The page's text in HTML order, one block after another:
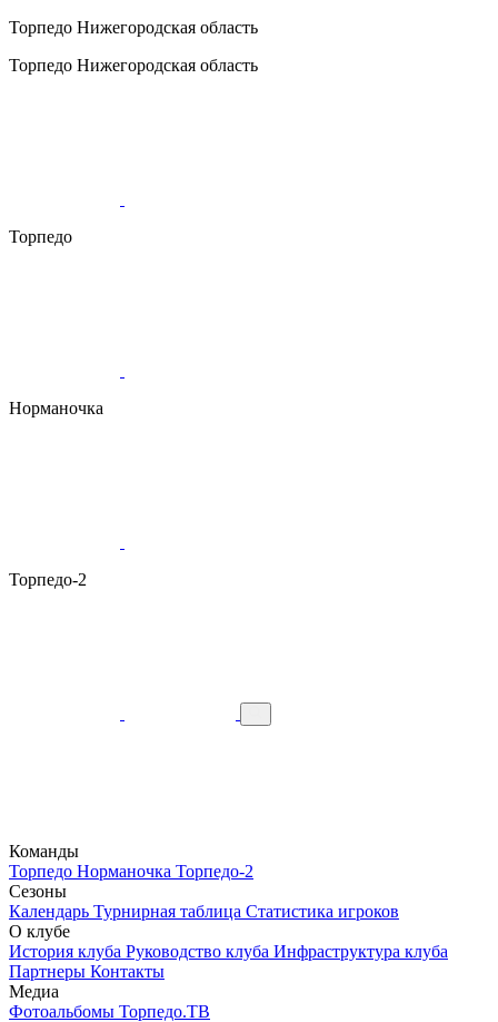
Торпедо Нижегородская область
Торпедо Нижегородская область
Торпедо
Норманочка
Торпедо-2
Команды
Торпедо Норманочка Торпедо-2
Сезоны
Календарь Турнирная таблица Статистика игроков
О клубе
История клуба Руководство клуба Инфраструктура клуба
Партнеры Контакты
Медиа
Фотоальбомы Торпедо.ТВ